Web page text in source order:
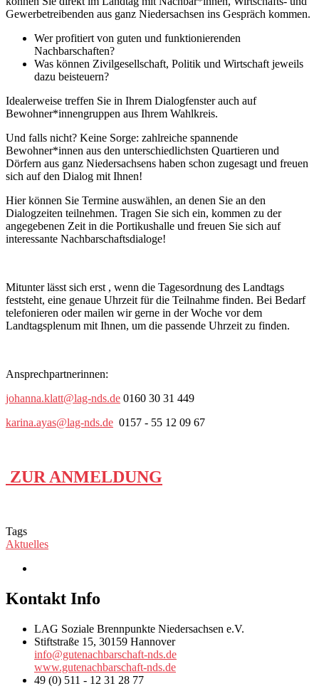
Gewerbetreibenden aus ganz Niedersachsen ins Gespräch kommen.
Wer profitiert von guten und funktionierenden
Nachbarschaften?
Was können Zivilgesellschaft, Politik und Wirtschaft jeweils
dazu beisteuern?
Idealerweise treffen Sie in Ihrem Dialogfenster auch auf
Bewohner*innengruppen aus Ihrem Wahlkreis.
Und falls nicht? Keine Sorge: zahlreiche spannende
Bewohner*innen aus den unterschiedlichsten Quartieren und
Dörfern aus ganz Niedersachsens haben schon zugesagt und freuen
sich auf den Dialog mit Ihnen!
Hier können Sie Termine auswählen, an denen Sie an den
Dialogzeiten teilnehmen. Tragen Sie sich ein, kommen zu der
angegebenen Zeit in die Portikushalle und freuen Sie sich auf
interessante Nachbarschaftsdialoge!
Mitunter lässt sich erst , wenn die Tagesordnung des Landtags
feststeht, eine genaue Uhrzeit für die Teilnahme finden. Bei Bedarf
telefonieren oder mailen wir gerne in der Woche vor dem
Landtagsplenum mit Ihnen, um die passende Uhrzeit zu finden.
Ansprechpartnerinnen:
johanna.klatt@lag-nds.de 0160 30 31 449
karina.ayas@lag-nds.de 0157 - 55 12 09 67
ZUR ANMELDUNG
Tags
Aktuelles
Kontakt Info
LAG Soziale Brennpunkte Niedersachsen e.V.
Stiftstraße 15, 30159 Hannover
info@gutenachbarschaft-nds.de
www.gutenachbarschaft-nds.de
49 (0) 511 - 12 31 28 77